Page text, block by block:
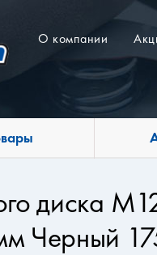
О компании
диска
Черный